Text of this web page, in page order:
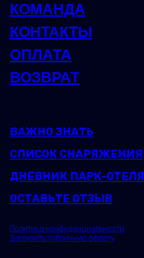
КОМАНДА
КОНТАКТЫ
ОПЛАТА
ВОЗВРАТ
ВАЖНО ЗНАТЬ
СПИСОК СНАРЯЖЕНИЯ
ДНЕВНИК ПАРК-ОТЕЛЯ
ОСТАВЬТЕ ОТЗЫВ
Политика конфиденциальности
Загрузить публичную оферту